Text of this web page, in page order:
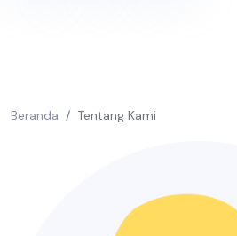
Beranda Tentang Kami